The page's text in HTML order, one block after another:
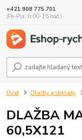
+421 908 775 701
(Po-Pia, 6:00-16 hod.)
Úvod Dlažby a obklady
DLAŽBA
60,5X121